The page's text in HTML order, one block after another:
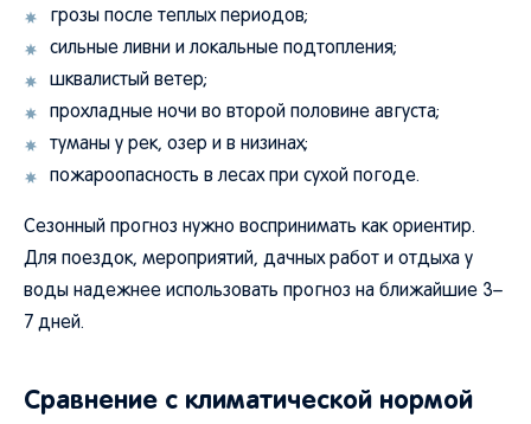
грозы после теплых периодов;
сильные ливни и локальные подтопления;
шквалистый ветер;
прохладные ночи во второй половине августа;
туманы у рек, озер и в низинах;
пожароопасность в лесах при сухой погоде.
Сезонный прогноз нужно воспринимать как ориентир.
Для поездок, мероприятий, дачных работ и отдыха у
воды надежнее использовать прогноз на ближайшие 3–
7 дней.
Сравнение с климатической нормой